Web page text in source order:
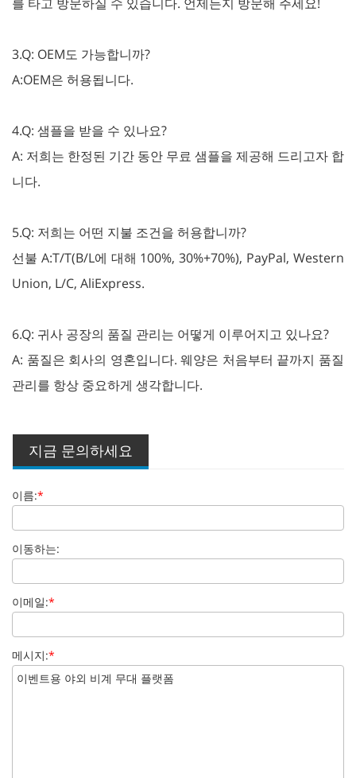
3.Q: OEM도 가능합니까?
A:OEM은 허용됩니다.
4.Q: 샘플을 받을 수 있나요?
A: 저희는 한정된 기간 동안 무료 샘플을 제공해 드리고자 합
니다.
5.Q: 저희는 어떤 지불 조건을 허용합니까?
선불 A:T/T(B/L에 대해 100%, 30%+70%), PayPal, Western
Union, L/C, AliExpress.
6.Q: 귀사 공장의 품질 관리는 어떻게 이루어지고 있나요?
A: 품질은 회사의 영혼입니다. 웨양은 처음부터 끝까지 품질
관리를 항상 중요하게 생각합니다.
지금 문의하세요
이름:*
이동하는:
이메일:*
메시지:*